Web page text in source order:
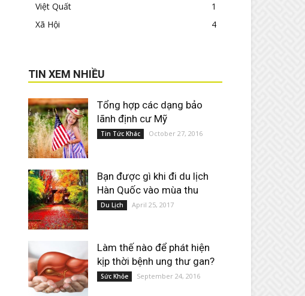
Việt Quất
1
Xã Hội
4
TIN XEM NHIỀU
Tổng hợp các dạng bảo
lãnh định cư Mỹ
Tin Tức Khác October 27, 2016
Bạn được gì khi đi du lịch
Hàn Quốc vào mùa thu
Du Lịch April 25, 2017
Làm thế nào để phát hiện
kịp thời bệnh ung thư gan?
Sức Khỏe September 24, 2016